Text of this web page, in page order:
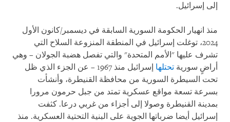
إلى إسرائيل.
منذ انهيار الحكومة السورية السابقة في ديسمبر/كانون الأول
2024، توغلت إسرائيل في المنطقة المنزوعة السلاح التي
تشرف عليها "الأمم المتحدة" والتي تفصل هضبة الجولان – وهي
أراضٍ سورية تحتلها
إسرائيل منذ 1967 – عن الجزء الذي ظل
تحت السيطرة السورية من محافظة القنيطرة، وأنشأت
بسرعة تسعة مواقع عسكرية تمتد من جبل حرمون مرورا
بمدينة القنيطرة وصولا إلى أجزاء من غربي درعا. كثفت
إسرائيل أيضا ضرباتها الجوية على البنية التحتية العسكرية. منذ